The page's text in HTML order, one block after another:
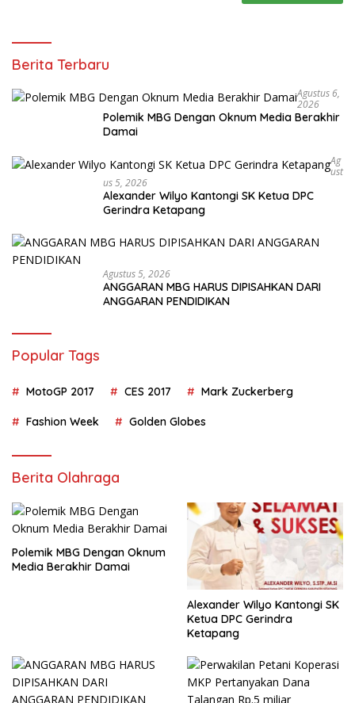
Berita Terbaru
Agustus 6,
2026
Polemik MBG Dengan Oknum Media Berakhir
Damai
Ag
Ust
Us 5, 2026
Alexander Wilyo Kantongi SK Ketua DPC
Gerindra Ketapang
Agustus 5, 2026
ANGGARAN MBG HARUS DIPISAHKAN DARI
ANGGARAN PENDIDIKAN
Popular Tags
MotoGP 2017 CES 2017 Mark Zuckerberg
Fashion Week Golden Globes
Berita Olahraga
Polemik MBG Dengan Oknum
Media Berakhir Damai
Alexander Wilyo Kantongi SK
Ketua DPC Gerindra
Ketapang